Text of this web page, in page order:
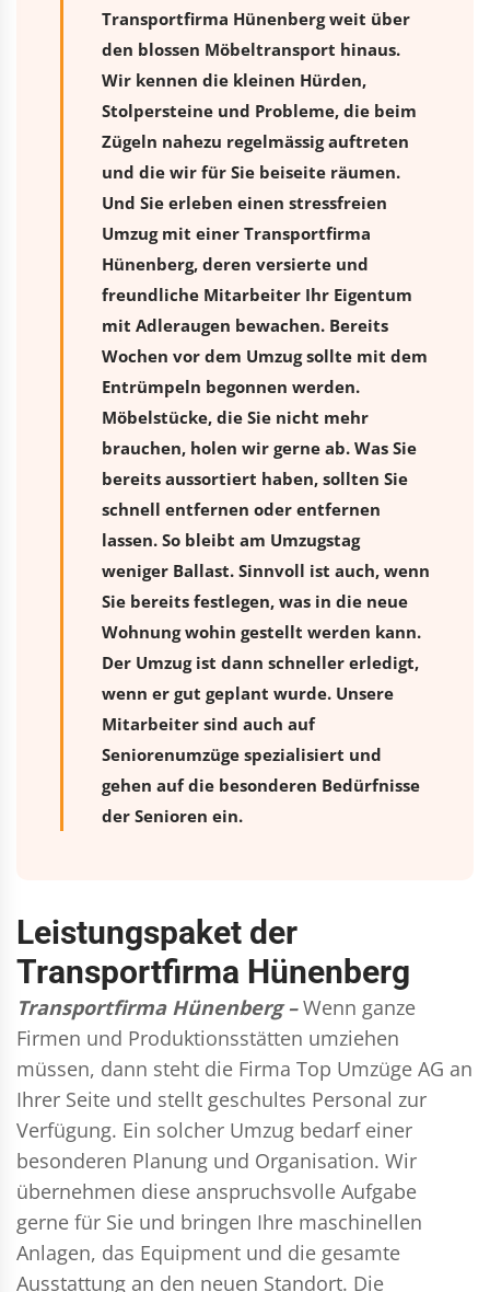
Transportfirma Hünenberg weit über
den blossen Möbeltransport hinaus.
Wir kennen die kleinen Hürden,
Stolpersteine und Probleme, die beim
Zügeln nahezu regelmässig auftreten
und die wir für Sie beiseite räumen.
Und Sie erleben einen stressfreien
Umzugmit einer Transportfirma
Hünenberg, deren versierte und
freundliche Mitarbeiter Ihr Eigentum
mit Adleraugen bewachen. Bereits
Wochen vor dem Umzug sollte mit dem
Entrümpeln begonnen werden.
Möbelstücke, die Sie nicht mehr
brauchen, holen wir gerne ab. Was Sie
bereits aussortiert haben, sollten Sie
schnell entfernen oder entfernen
lassen. So bleibt am Umzugstag
weniger Ballast. Sinnvoll ist auch, wenn
Sie bereits festlegen, was in die neue
Wohnung wohin gestellt werden kann.
Der Umzug ist dann schneller erledigt,
wenn er gut geplant wurde. Unsere
Mitarbeiter sind auch auf
Seniorenumzüge spezialisiert und
gehen auf die besonderen Bedürfnisse
der Senioren ein.
Leistungspaket der
Transportfirma Hünenberg
Transportfirma Hünenberg – Wenn ganze
Firmen und Produktionsstätten umziehen
müssen, dann steht die Firma Top Umzüge AG an
Ihrer Seite und stellt geschultes Personal zur
Verfügung. Ein solcher Umzug bedarf einer
besonderen Planung und Organisation. Wir
übernehmen diese anspruchsvolle Aufgabe
gerne für Sie und bringen Ihre maschinellen
Anlagen, das Equipment und die gesamte
Ausstattung an den neuen Standort. Die